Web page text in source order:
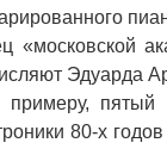
Эдуарда
пятый
80-х